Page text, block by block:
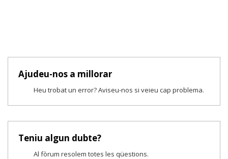
Ajudeu-nos a millorar
Heu trobat un error? Aviseu-nos si veieu cap problema.
Teniu algun dubte?
Al fòrum resolem totes les qüestions.